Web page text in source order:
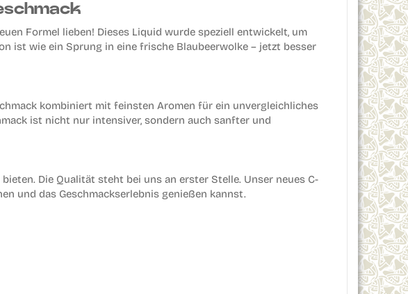
Formel lieben! Dieses Liquid wurde speziell entwickelt, um
ist wie ein Sprung in eine frische Blaubeerwolke – jetzt besser
kombiniert mit feinsten Aromen für ein unvergleichliches
ist nicht nur intensiver, sondern auch sanfter und
Die Qualität steht bei uns an erster Stelle. Unser neues C-
und das Geschmackserlebnis genießen kannst.